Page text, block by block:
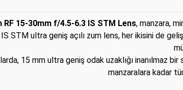
RF 15-30mm f/4.5-6.3 IS STM Lens, manzara,
STM ultra geniş açılı zum lens, her ikisini de
15 mm ultra geniş odak uzaklığı inanılmaz
manzaralara kadar